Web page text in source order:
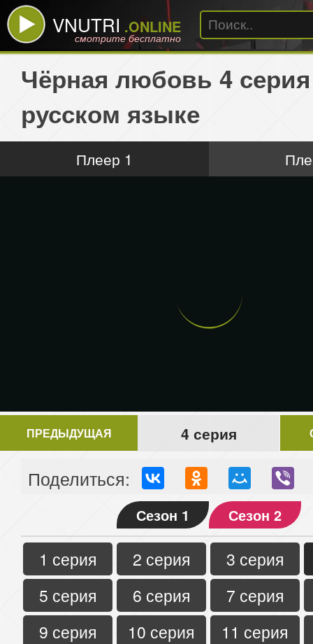
VNUTRI .ONLINE
смотрите бесплатно
Чёрная любовь 4
русском языке
Плеер 1
ПРЕДЫДУЩАЯ 4 серия
Поделиться:
Сезон 1 Сезон 2
1 серия 2 серия
3 серия
5 серия
6 серия
7 серия
9 серия
10 серия
11 серия